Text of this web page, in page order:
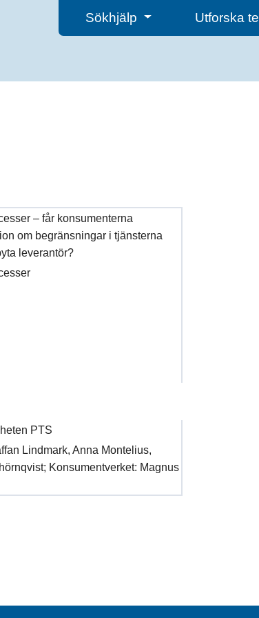
Sökhjälp Utforska
– får konsumenterna
om begränsningar i tjänsterna
leverantör?
PTS
Lindmark, Anna Montelius,
Konsumentverket: Magnus